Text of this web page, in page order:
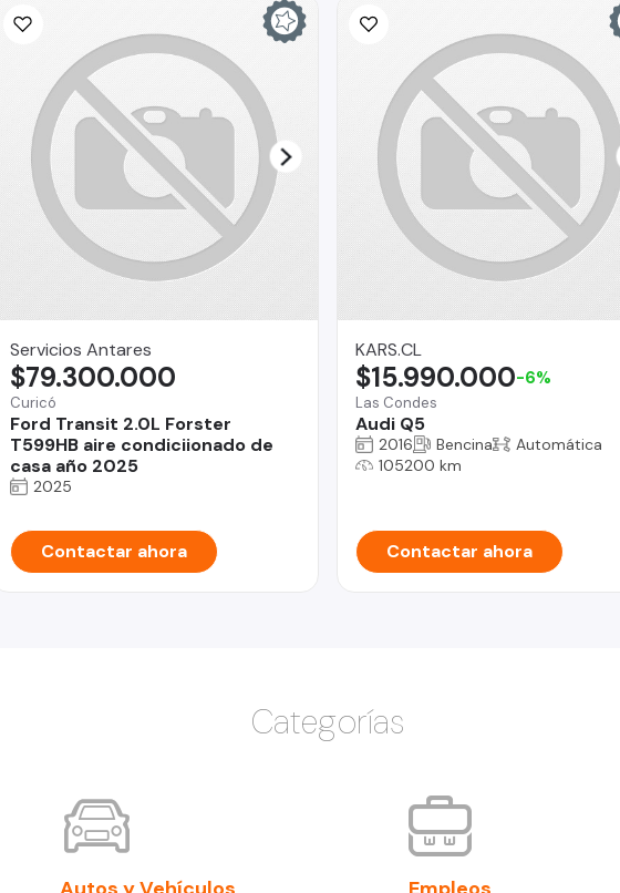
Servicios Antares
Curicó
Ford Transit 2.0L Forster
T599HB aire condiciionado de
casa año 2025
$79.300.000
2025
Contactar ahora
KARS.CL
Las Condes
Audi Q5
$15.990.000-6%
2016 Bencina
Automática
105200 km
Contactar ahora
Categorías